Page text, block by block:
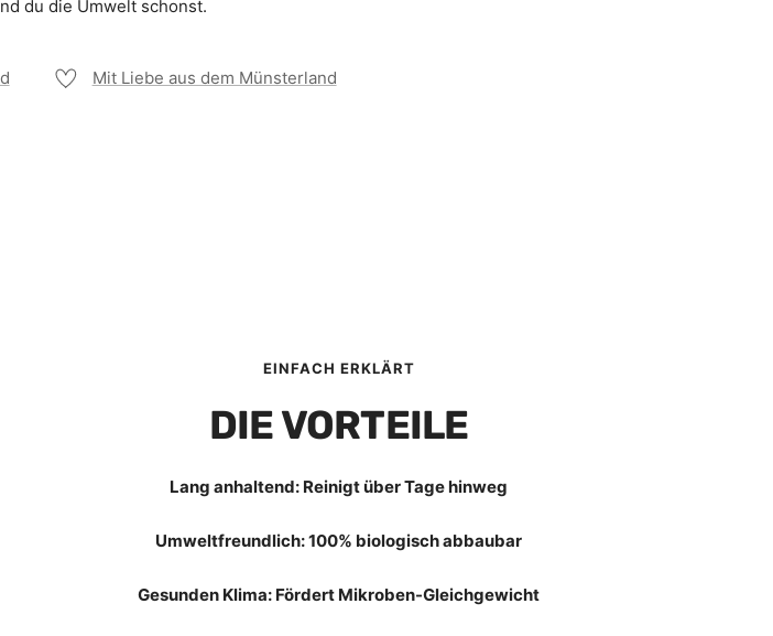
du die Umwelt schonst.
Mit Liebe aus dem Münsterland
EINFACH ERKLÄRT
DIE VORTEILE
Lang anhaltend: Reinigt über Tage hinweg
Umweltfreundlich: 100% biologisch abbaubar
Gesunden Klima: Fördert Mikroben-Gleichgewicht